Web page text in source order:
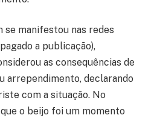
manifestou nas redes
a publicação),
as consequências de
arrependimento, declarando
com a situação. No
o beijo foi um momento